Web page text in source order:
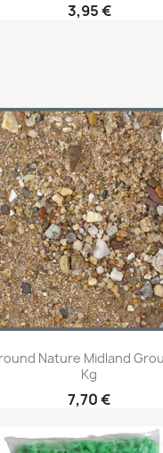
3,95 €
 Aperçu rapide
Nature Midland
Kg
7,70 €